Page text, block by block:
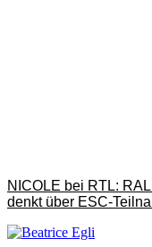
NICOLE bei RTL:
denkt über ESC-